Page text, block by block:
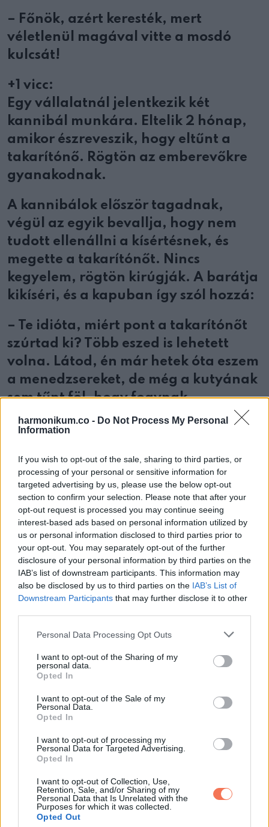
harmonikum.co - Do Not Process My Personal
Information
If you wish to opt-out of the sale, sharing to third parties, or
processing of your personal or sensitive information for
targeted advertising by us, please use the below opt-out
section to confirm your selection. Please note that after your
opt-out request is processed you may continue seeing
interest-based ads based on personal information utilized by
us or personal information disclosed to third parties prior to
your opt-out. You may separately opt-out of the further
disclosure of your personal information by third parties on the
IAB’s list of downstream participants. This information may
also be disclosed by us to third parties on the IAB’s List of
Downstream Participants that may further disclose it to other
Please note that this website/app uses one or more Google
not limited to your visit or usage behaviour. You may click to
grant or deny consent to Google and its third-party tags to
use your data for below specified purposes in below Google
consent section.
Personal Data Processing Opt Outs
I want to opt-out of the Sharing of my
personal data.
Opted In
I want to opt-out of the Sale of my
Personal Data.
Opted In
I want to opt-out of processing my
Personal Data for Targeted Advertising.
Opted In
I want to opt-out of Collection, Use,
Retention, Sale, and/or Sharing of my
Personal Data that Is Unrelated with the
Purposes for which it was collected.
Opted Out
– Főnök, azért keresték, mert
véletlenül magával vitte a mosdó
kulcsát!
+1 vicc:
Egy vállalatnál jelentkezik két
kannibál munkára. Eltelik 2 hónap,
amikor észreveszik, hogy eltűnt a
takarítónő. Rögtön az emberevőkre
gyanakodnak.
A kannibálok először tagadnak,
végül az egyik bevallja, hogy nem
tudott ellenállni a kísértésnek, és
megette a takarítónőt. Nincs
kegyelem, rögtön kirúgják. A barátja
kikíséri, és a kapuban így szól hozzá:
– Te idióta, miért pont a takarítónőt
szúrtad ki? Több eszed is lehetett
volna. Látod, én már hetek óta eszem
a menedzsereket, de még a kutyának
sem tűnt föl, hogy fogynak.
Oszd meg ezt a posztot:
WhatsappRedditShare
via
Email
ELŐZŐ POSZT
A kisujjad hossza elmondja rólad, hogy
milyen ember vagy
KÖVETKEZŐ POSZT
Már 10 év telt el a nyolcas ikrek születése
módra növő gyerkőcök
További bejegyzések